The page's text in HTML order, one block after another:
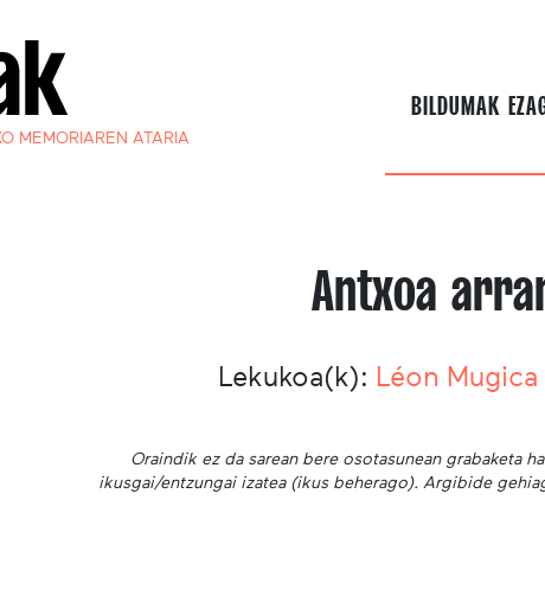
MEMORIAREN ATARIA
BILDUMAK
Antxoa
Lekukoa(k): Léon Mugica
Oraindik ez da sarean bere osotasunean grabaketa
ikusgai/entzungai izatea (ikus beherago). Argibide